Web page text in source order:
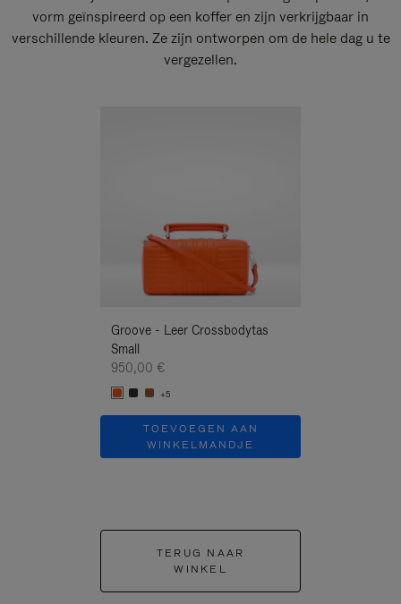
vorm geïnspireerd op een koffer en zijn verkrijgbaar in
verschillende kleuren. Ze zijn ontworpen om de hele dag u te
vergezellen.
Groove - Leer Crossbodytas
Small
950,00 €
+5
TOEVOEGEN AAN
WINKELMANDJE
TERUG NAAR
WINKEL